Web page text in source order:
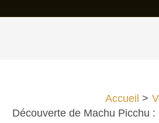
Accueil
Découverte de Machu Picchu